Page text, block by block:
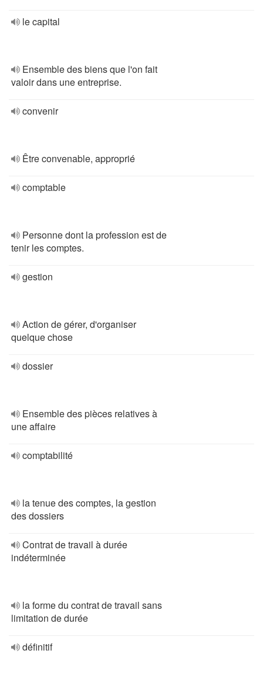
le capital
Ensemble des biens que l'on fait
valoir dans une entreprise.
convenir
Être convenable, approprié
comptable
Personne dont la profession est de
tenir les comptes.
gestion
Action de gérer, d'organiser
quelque chose
dossier
Ensemble des pièces relatives à
une affaire
comptabilité
la tenue des comptes, la gestion
des dossiers
Contrat de travail à durée
indéterminée
la forme du contrat de travail sans
limitation de durée
définitif